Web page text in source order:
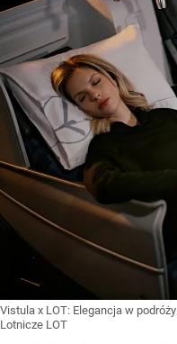
Vistula x LOT: Elegancja w podróży
Lotnicze LOT